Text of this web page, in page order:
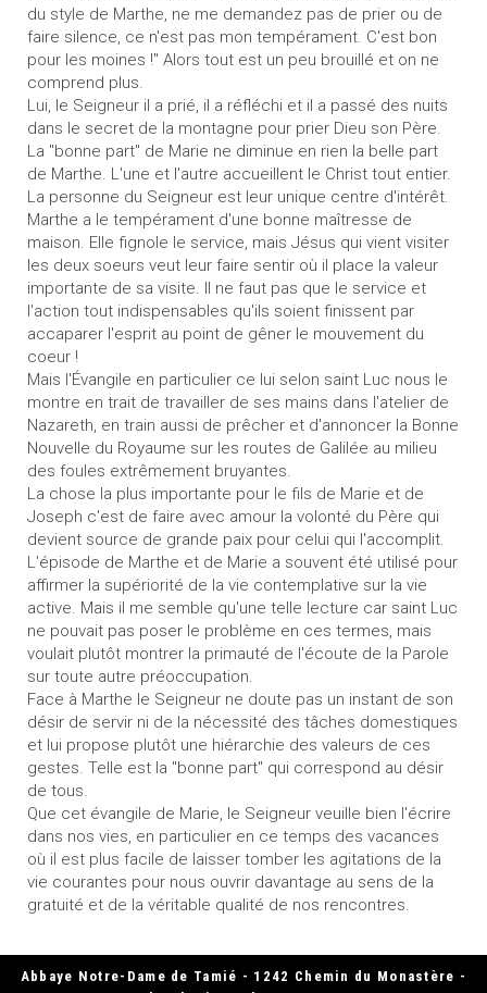
du style de Marthe, ne me demandez pas de prier ou de
faire silence, ce n'est pas mon tempérament. C'est bon
pour les moines !" Alors tout est un peu brouillé et on ne
comprend plus.
Lui, le Seigneur il a prié, il a réfléchi et il a passé des nuits
dans le secret de la montagne pour prier Dieu son Père.
La "bonne part" de Marie ne diminue en rien la belle part
de Marthe. L'une et l'autre accueillent le Christ tout entier.
La personne du Seigneur est leur unique centre d'intérêt.
Marthe a le tempérament d'une bonne maîtresse de
maison. Elle fignole le service, mais Jésus qui vient visiter
les deux soeurs veut leur faire sentir où il place la valeur
importante de sa visite. Il ne faut pas que le service et
l'action tout indispensables qu'ils soient finissent par
accaparer l'esprit au point de gêner le mouvement du
coeur !
Mais l'Évangile en particulier ce lui selon saint Luc nous le
montre en trait de travailler de ses mains dans l'atelier de
Nazareth, en train aussi de prêcher et d'annoncer la Bonne
Nouvelle du Royaume sur les routes de Galilée au milieu
des foules extrêmement bruyantes.
La chose la plus importante pour le fils de Marie et de
Joseph c'est de faire avec amour la volonté du Père qui
devient source de grande paix pour celui qui l'accomplit.
L'épisode de Marthe et de Marie a souvent été utilisé pour
affirmer la supériorité de la vie contemplative sur la vie
active. Mais il me semble qu'une telle lecture car saint Luc
ne pouvait pas poser le problème en ces termes, mais
voulait plutôt montrer la primauté de l'écoute de la Parole
sur toute autre préoccupation.
Face à Marthe le Seigneur ne doute pas un instant de son
désir de servir ni de la nécessité des tâches domestiques
et lui propose plutôt une hiérarchie des valeurs de ces
gestes. Telle est la "bonne part" qui correspond au désir
de tous.
Que cet évangile de Marie, le Seigneur veuille bien l'écrire
dans nos vies, en particulier en ce temps des vacances
où il est plus facile de laisser tomber les agitations de la
vie courantes pour nous ouvrir davantage au sens de la
gratuité et de la véritable qualité de nos rencontres.
Abbaye Notre-Dame de Tamié - 1242 Chemin du Monastère -